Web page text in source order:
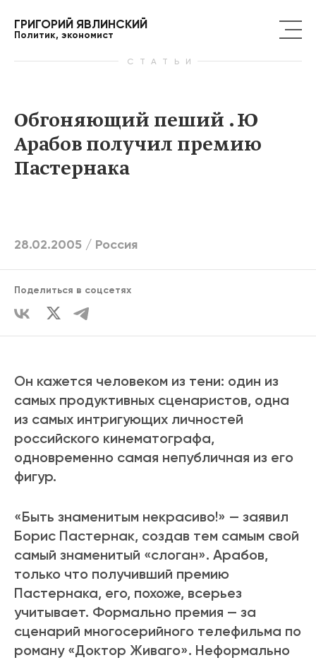
ГРИГОРИЙ ЯВЛИНСКИЙ
Политик, экономист
СТАТЬИ
Обгоняющий пеший . Ю
Арабов получил премию
Пастернака
28.02.2005 / Россия
Поделиться в соцсетях
Он кажется человеком из тени: один из
самых продуктивных сценаристов, одна
из самых интригующих личностей
российского кинематографа,
одновременно самая непубличная из его
фигур.
«Быть знаменитым некрасиво!» — заявил
Борис Пастернак, создав тем самым свой
самый знаменитый «слоган». Арабов,
только что получивший премию
Пастернака, его, похоже, всерьез
учитывает. Формально премия — за
сценарий многосерийного телефильма по
роману «Доктор Живаго». Неформально